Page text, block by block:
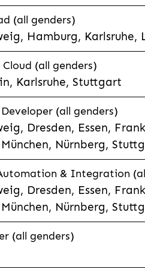
(all genders)
Hamburg,
(all genders)
Karlsruhe, Stuttgart
(all genders)
Dresden, Essen,
Nürnberg,
& Integration
Dresden, Essen,
Nürnberg,
(all genders)